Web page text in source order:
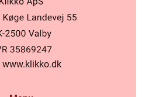
www.klikko.dk